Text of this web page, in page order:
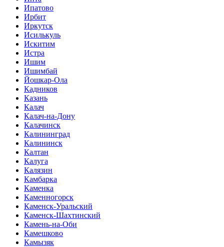
Ипатово
Ирбит
Иркутск
Исилькуль
Искитим
Истра
Ишим
Ишимбай
Йошкар-Ола
Кадников
Казань
Калач
Калач-на-Дону
Калачинск
Калининград
Калининск
Калтан
Калуга
Калязин
Камбарка
Каменка
Каменногорск
Каменск-Уральский
Каменск-Шахтинский
Камень-на-Оби
Камешково
Камызяк